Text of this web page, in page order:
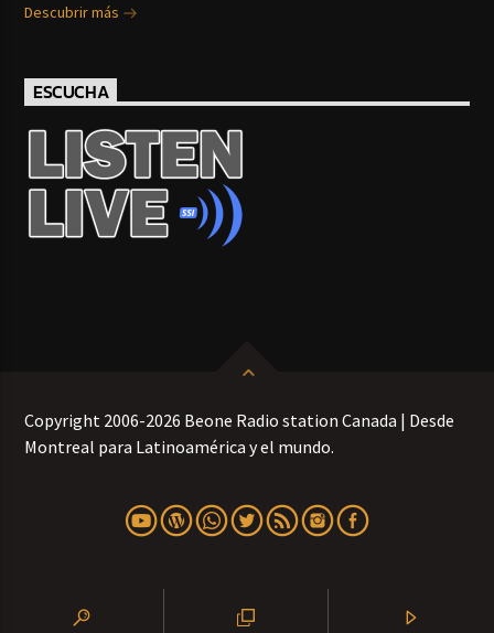
Descubrir más
ESCUCHA
Copyright 2006-2026 Beone Radio station Canada | Desde
Montreal para Latinoamérica y el mundo.